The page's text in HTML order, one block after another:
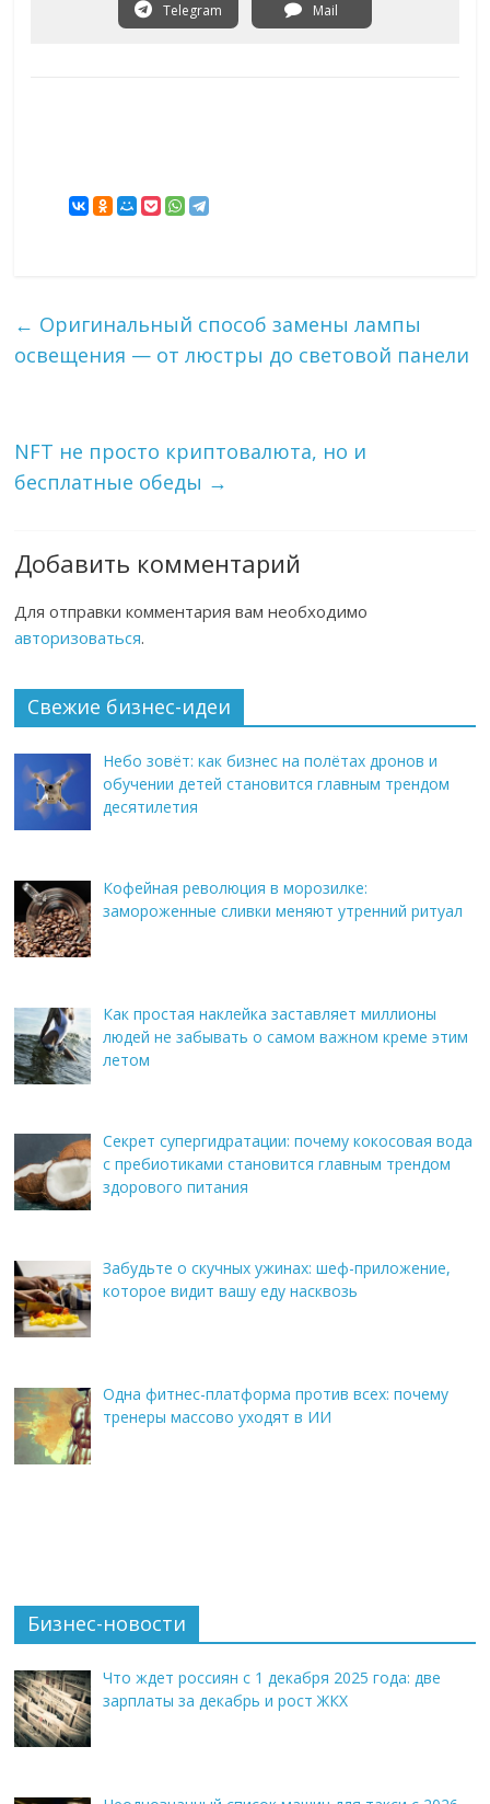
Telegram Mail
← Оригинальный способ замены лампы
освещения — от люстры до световой панели
NFT не просто криптовалюта, но и
бесплатные обеды →
Добавить комментарий
Для отправки комментария вам необходимо
авторизоваться.
Свежие бизнес-идеи
Небо зовёт: как бизнес на полётах дронов и
обучении детей становится главным трендом
десятилетия
Кофейная революция в морозилке:
замороженные сливки меняют утренний ритуал
Как простая наклейка заставляет миллионы
людей не забывать о самом важном креме этим
летом
Секрет супергидратации: почему кокосовая вода
с пребиотиками становится главным трендом
здорового питания
Забудьте о скучных ужинах: шеф-приложение,
которое видит вашу еду насквозь
Одна фитнес-платформа против всех: почему
тренеры массово уходят в ИИ
Бизнес-новости
Что ждет россиян с 1 декабря 2025 года: две
зарплаты за декабрь и рост ЖКХ